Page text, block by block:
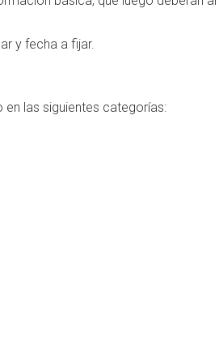
y fecha a fijar.
las siguientes categorías: